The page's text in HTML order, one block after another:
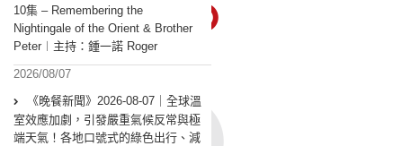
10集 – Remembering the
Nightingale of the Orient & Brother
Peter︱主持：鍾一諾 Roger
2026/08/07
《晚餐新聞》2026-08-07｜全球溫
室效應加劇，引發嚴重氣候反常與極
端天氣！各地口號式的綠色出行、減